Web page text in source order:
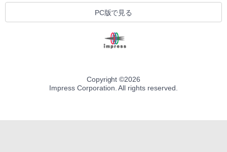
PC版で見る
Copyright ©2026
Impress Corporation. All rights reserved.